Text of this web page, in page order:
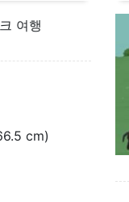
cm)